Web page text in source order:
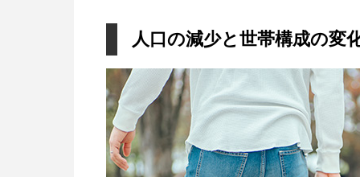
人口の減少と世帯構成の変